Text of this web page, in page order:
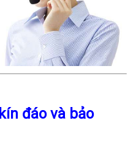
đáo và bảo